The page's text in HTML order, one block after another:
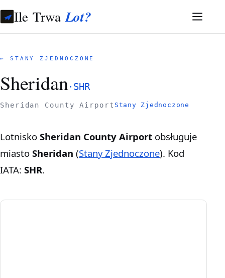
Ile TrwaLot?
← STANY ZJEDNOCZONE
Sheridan· SHR
Sheridan County Airport Stany Zjednoczone
Lotnisko Sheridan County Airport obsługuje
miasto Sheridan (Stany Zjednoczone). Kod
IATA: SHR.